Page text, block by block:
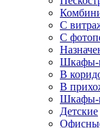
С
С
Шкафы-
В
В
Шкафы-
Детские